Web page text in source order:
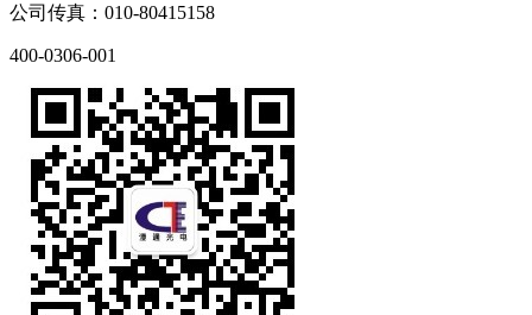
公司传真：010-80415158
400-0306-001